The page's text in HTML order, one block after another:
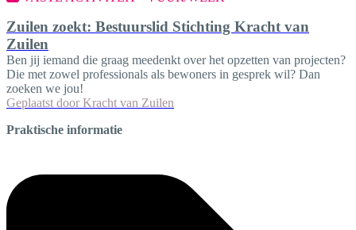
Zuilen zoekt: Bestuurslid Stichting Kracht van
Zuilen
Ben jij iemand die graag meedenkt over het opzetten van projecten?
Die met zowel professionals als bewoners in gesprek wil? Dan
zoeken we jou!
Geplaatst door Kracht van Zuilen
Praktische informatie